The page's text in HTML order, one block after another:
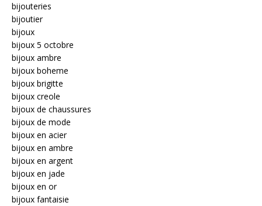
bijouteries
bijoutier
bijoux
bijoux 5 octobre
bijoux ambre
bijoux boheme
bijoux brigitte
bijoux creole
bijoux de chaussures
bijoux de mode
bijoux en acier
bijoux en ambre
bijoux en argent
bijoux en jade
bijoux en or
bijoux fantaisie